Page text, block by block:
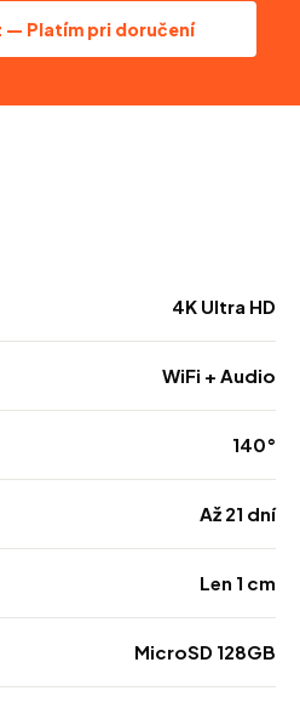
Platím pri doručení
4K Ultra HD
WiFi + Audio
140°
Až 21 dní
Len 1 cm
MicroSD 128GB